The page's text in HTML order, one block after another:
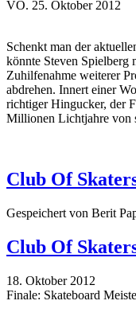
VÖ. 25. Oktober 2012
Schenkt man der
könnte Steven Spielberg
Zuhilfenahme weiterer
abdrehen. Innert einer
richtiger Hingucker, der
Millionen Lichtjahre von
Club Of
Gespeichert von Berit
Club Of
18. Oktober 2012
Finale: Skateboard